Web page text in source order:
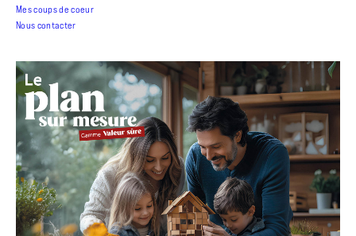
Mes coups de coeur
Nous contacter
Découvrir la gamme